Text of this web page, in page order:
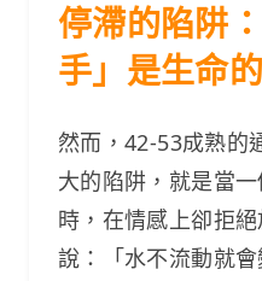
停滯的陷阱
手」是生命
然而，42-53成熟的
大的陷阱，就是當
時，在情感上卻拒
說：「水不流動就